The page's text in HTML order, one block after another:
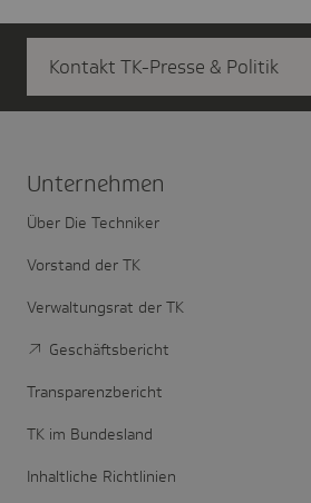
Kontakt TK-Presse & Politik
Unter­nehmen
Über Die Techniker
Vorstand der TK
Verwaltungsrat der TK
Geschäftsbericht
Transparenzbericht
TK im Bundesland
Inhaltliche Richtlinien